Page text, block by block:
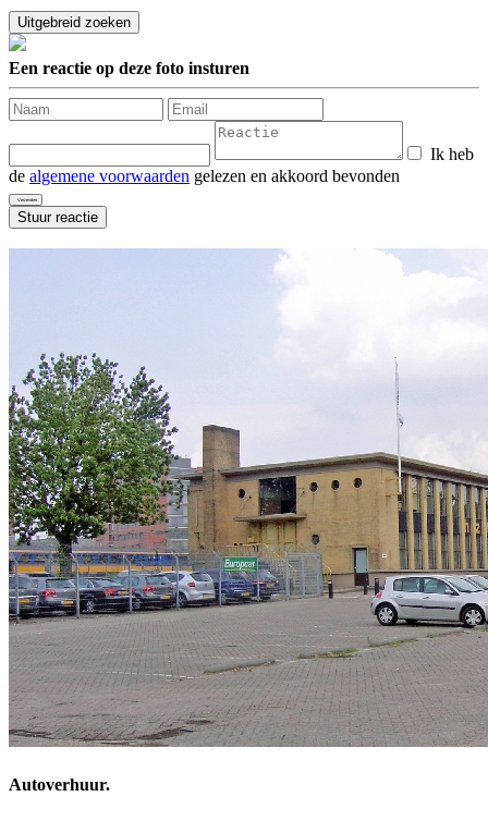
Een reactie op deze foto insturen
Ik heb
de algemene voorwaarden gelezen en akkoord bevonden
Autoverhuur.